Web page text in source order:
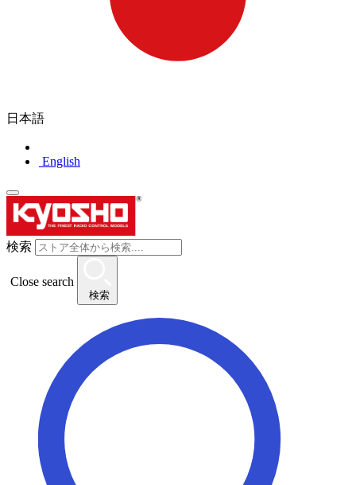
日本語
English
検索
Close search
検索